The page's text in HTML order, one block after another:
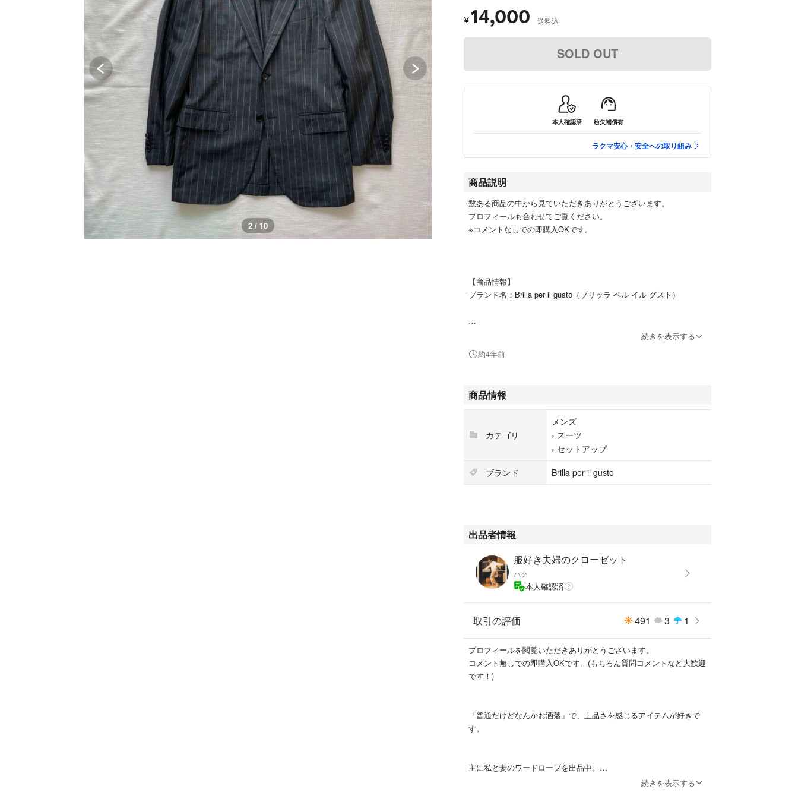
2 / 10
¥14,000 送料込
SOLD OUT
本人確認済 紛失補償有
ラクマ安心・安全への取り組み
商品説明
数ある商品の中から見ていただきありがとうございます。
プロフィールも合わせてご覧ください。
※コメントなしでの即購入OKです。
【商品情報】
ブランド名：Brilla per il gusto（ブリッラ ペル イル グスト）
ネイビーストライプ
ウール80％、シルク20％
【サイズ詳細】
サイズ：46
身幅：49.5cm
着丈：72cm
袖丈：59cm
■スラックス
股上：24.5cm
続きを表示する
約4年前
商品情報
カテゴリ
メンズ
› スーツ
› セットアップ
ブランド
Brilla per il gusto
出品者情報
服好き夫婦のクローゼット
ハク
本人確認済
取引の評価 491 3 1
プロフィールを閲覧いただきありがとうございます。
コメント無しでの即購入OKです。(もちろん質問コメントなど大歓迎
です！)
「普通だけどなんかお洒落」で、上品さを感じるアイテムが好きで
す。
主に私と妻のワードローブを出品中。
たまに家族のアイテムも出品しますのでサイズ等をご確認の上、ご購
続きを表示する